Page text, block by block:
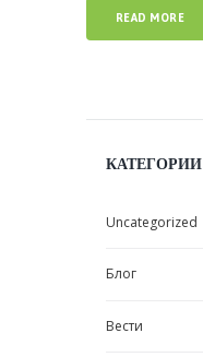
READ MORE
КАТЕГОРИИ
Uncategorized
Блог
Вести